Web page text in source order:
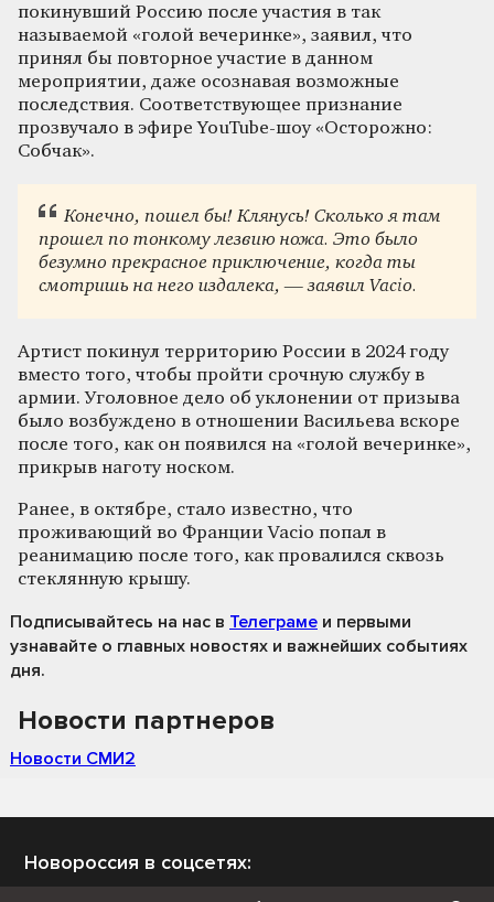
покинувший Россию после участия в так
называемой «голой вечеринке», заявил, что
принял бы повторное участие в данном
мероприятии, даже осознавая возможные
последствия. Соответствующее признание
прозвучало в эфире YouTube-шоу «Осторожно:
Собчак».
Конечно, пошел бы! Клянусь! Сколько я там
прошел по тонкому лезвию ножа. Это было
безумно прекрасное приключение, когда ты
смотришь на него издалека, — заявил Vacio.
Артист покинул территорию России в 2024 году
вместо того, чтобы пройти срочную службу в
армии. Уголовное дело об уклонении от призыва
было возбуждено в отношении Васильева вскоре
после того, как он появился на «голой вечеринке»,
прикрыв наготу носком.
Ранее, в октябре, стало известно, что
проживающий во Франции Vacio попал в
реанимацию после того, как провалился сквозь
стеклянную крышу.
Подписывайтесь на нас в Телеграме и первыми
узнавайте о главных новостях и важнейших событиях
дня.
Новости партнеров
Новости СМИ2
Новороссия в соцсетях: